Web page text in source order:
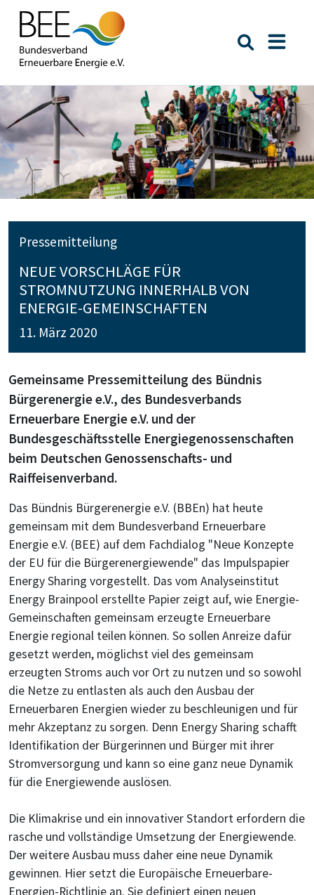
Suche
Pressemitteilung
NEUE VORSCHLÄGE FÜR
STROMNUTZUNG INNERHALB VON
ENERGIE-GEMEINSCHAFTEN
11. März 2020
Gemeinsame Pressemitteilung des Bündnis
Bürgerenergie e.V., des Bundesverbands
Erneuerbare Energie e.V. und der
Bundesgeschäftsstelle Energiegenossenschaften
beim Deutschen Genossenschafts- und
Raiffeisenverband.
Das Bündnis Bürgerenergie e.V. (BBEn) hat heute
gemeinsam mit dem Bundesverband Erneuerbare
Energie e.V. (BEE) auf dem Fachdialog "Neue Konzepte
der EU für die Bürgerenergiewende" das Impulspapier
Energy Sharing vorgestellt. Das vom Analyseinstitut
Energy Brainpool erstellte Papier zeigt auf, wie Energie-
Gemeinschaften gemeinsam erzeugte Erneuerbare
Energie regional teilen können. So sollen Anreize dafür
gesetzt werden, möglichst viel des gemeinsam
erzeugten Stroms auch vor Ort zu nutzen und so sowohl
die Netze zu entlasten als auch den Ausbau der
Erneuerbaren Energien wieder zu beschleunigen und für
mehr Akzeptanz zu sorgen. Denn Energy Sharing schafft
Identifikation der Bürgerinnen und Bürger mit ihrer
Stromversorgung und kann so eine ganz neue Dynamik
für die Energiewende auslösen.
Die Klimakrise und ein innovativer Standort erfordern die
rasche und vollständige Umsetzung der Energiewende.
Der weitere Ausbau muss daher eine neue Dynamik
gewinnen. Hier setzt die Europäische Erneuerbare-
Energien-Richtlinie an. Sie definiert einen neuen